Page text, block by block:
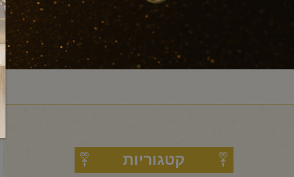
קטגוריות